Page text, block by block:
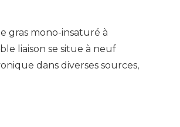
gras mono-insaturé à
liaison se situe à neuf
dans diverses sources,